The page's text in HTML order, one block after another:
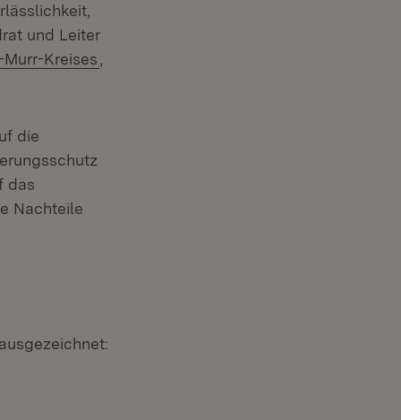
und Leiter
Murr-Kreises
die
das
Nachteile